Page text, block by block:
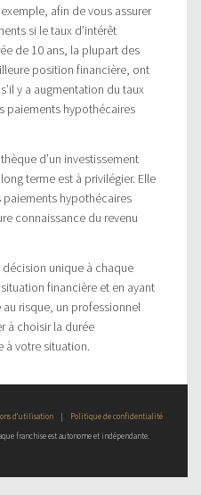
afin de vous assurer
si le taux d’intérêt
de 10 ans, la plupart des
position financière, ont
y a augmentation du taux
paiements hypothécaires
d’un investissement
terme est à privilégier. Elle
paiements hypothécaires
connaissance du revenu
unique à chaque
financière et en ayant
risque, un professionnel
à choisir la durée
à votre situation.
d’utilisation |
Politique de confidentialité
franchise est autonome et indépendante.